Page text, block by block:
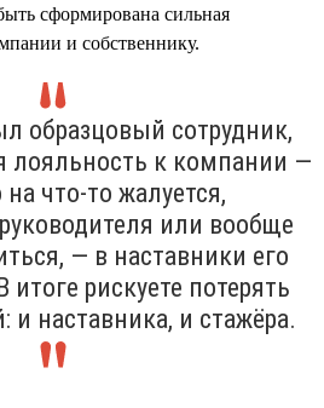
сформирована сильная
и собственнику.
образцовый сотрудник,
лояльность к компании —
что-то жалуется,
или вообще
— в наставники его
итоге рискуете потерять
и наставника, и стажёра.